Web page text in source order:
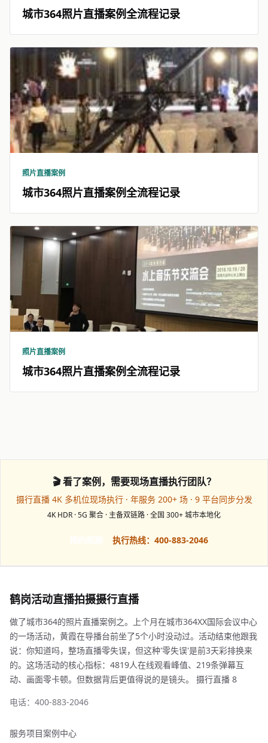
城市364照片直播案例全流程记录
照片直播案例
城市364照片直播案例全流程记录
照片直播案例
城市364照片直播案例全流程记录
🎬 看了案例，需要现场直播执行团队？
摄行直播 4K 多机位现场执行 · 年服务 200+ 场 · 9 平台同步分发
4K HDR · 5G 聚合 · 主备双链路 · 全国 300+ 城市本地化
执行热线：400-883-2046
鹤岗活动直播拍摄摄行直播
做了城市364的照片直播案例之。上个月在城市364XX国际会议中心
的一场活动，黄霞在导播台前坐了5个小时没动过。活动结束他跟我
说：你知道吗，整场直播零失误，但这种'零失误'是前3天彩排换来
的。这场活动的核心指标：4819人在线观看峰值、219条弹幕互
动、画面零卡顿。但数据背后更值得说的是镜头。 摄行直播 8
电话：400-883-2046
服务项目案例中心